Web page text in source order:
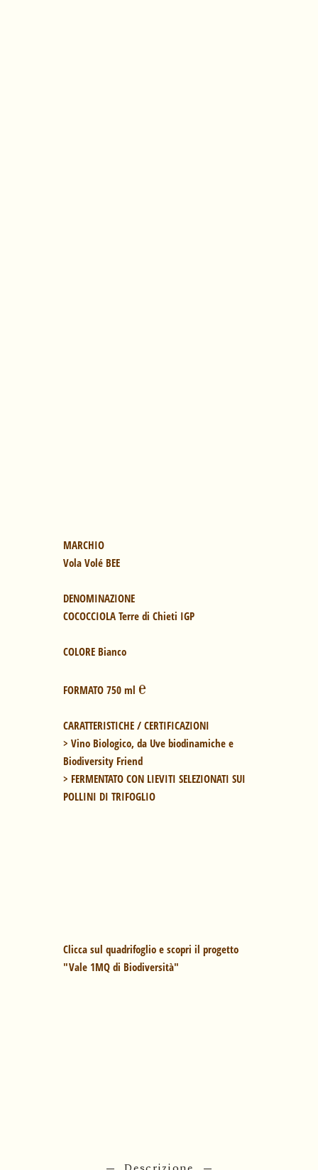
Vola Volé BEE
DENOMINAZIONE
COCOCCIOLA Terre di Chieti IGP
COLORE Bianco
FORMATO 750 ml ℮
CARATTERISTICHE / CERTIFICAZIONI
> Vino Biologico, da Uve biodinamiche e
Biodiversity Friend
> FERMENTATO CON LIEVITI SELEZIONATI SUI
POLLINI DI TRIFOGLIO
Clicca sul quadrifoglio e scopri il progetto
"Vale 1MQ di Biodiversità"